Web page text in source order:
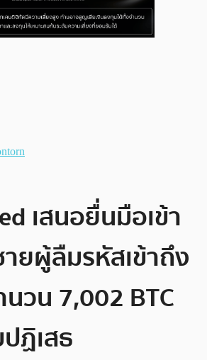
เสนอยื่นมือเข้า
ยผู้ลืมรหัสเข้าถึง
วน 7,002 BTC
ฏิเสธ